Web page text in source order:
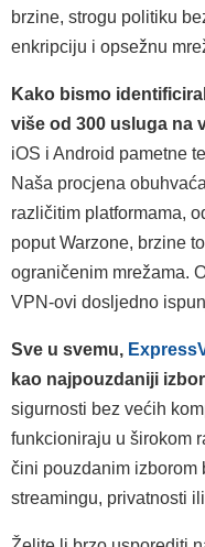
brzine, strogu politiku
enkripciju i opsežnu
Kako bismo
više od 300 usluga na
iOS i Android pametne
Naša procjena
različitim platformama,
poput Warzone, brzine
ograničenim mrežama.
VPN-ovi dosljedno
Sve u svemu,
kao najpouzdaniji izbor
sigurnosti bez većih
funkcioniraju u širokom
čini pouzdanim izborom
streamingu, privatnosti